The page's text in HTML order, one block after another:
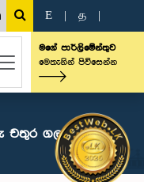
E த
මගේ පාර්ලිමේන්තුව
මෙතැනින් පිවිසෙන්න
චතුර ගලප්පත්ති